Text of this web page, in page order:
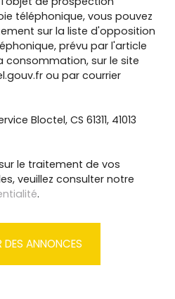
téléphonique, vous pouvez
sur la liste d'opposition
prévu par l'article
consommation, sur le site
ou par courrier
Bloctel, CS 61311, 41013
le traitement de vos
veuillez consulter notre
.
DES ANNONCES